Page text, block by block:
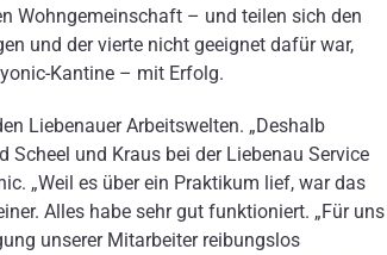
Wohngemeinschaft – und teilen sich den
und der vierte nicht geeignet dafür war,
Kantine – mit Erfolg.
Liebenauer Arbeitswelten. „Deshalb
und Kraus bei der Liebenau Service
„Weil es über ein Praktikum lief, war das
Alles habe sehr gut funktioniert. „Für uns
unserer Mitarbeiter reibungslos